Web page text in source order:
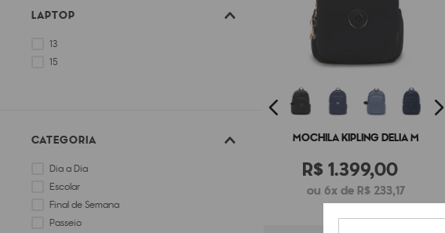
LAPTOP
13
15
CATEGORIA
Dia a Dia
Escolar
Final de Semana
Passeio
MOCHILA KIPLING DELIA M
R$ 1.399,00
ou 6x de R$ 233,17